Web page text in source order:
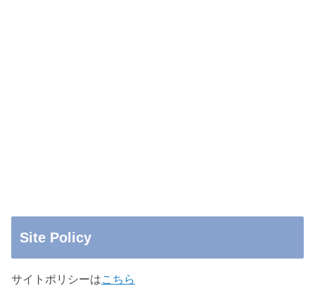
Site Policy
サイトポリシーはこちら